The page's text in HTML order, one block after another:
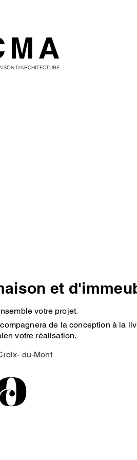
D'ARCHITECTURE
et
votre projet.
de la conception à la
votre réalisation.
du-Mont